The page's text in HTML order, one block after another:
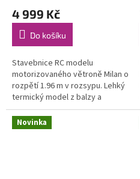
4 999 Kč
Do košíku
Stavebnice RC modelu
motorizovaného větroně Milan o
rozpětí 1.96 m v rozsypu. Lehký
termický model z balzy a
překližky se staví na plánu v
měřítku 1:1. Model lze pohánět...
Novinka